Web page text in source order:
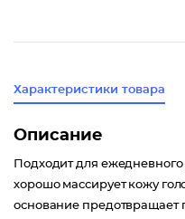
Характеристики товара
Описание
Подходит для ежедневного
хорошо массирует кожу
основание предотвращает